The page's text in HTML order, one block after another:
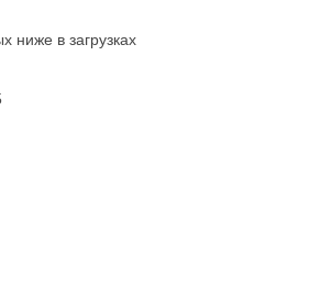
ниже в загрузках